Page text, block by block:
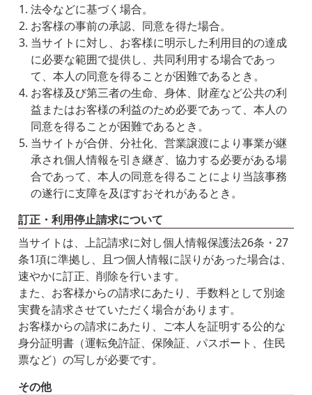
法令などに基づく場合。
お客様の事前の承認、同意を得た場合。
当サイトに対し、お客様に明示した利用目的の達成
に必要な範囲で提供し、共同利用する場合であっ
て、本人の同意を得ることが困難であるとき。
お客様及び第三者の生命、身体、財産など公共の利
益またはお客様の利益のため必要であって、本人の
同意を得ることが困難であるとき。
当サイトが合併、分社化、営業譲渡により事業が継
承され個人情報を引き継ぎ、協力する必要がある場
合であって、本人の同意を得ることにより当該事務
の遂行に支障を及ぼすおそれがあるとき。
訂正・利用停止請求について
当サイトは、上記請求に対し個人情報保護法26条・27
条1項に準拠し、且つ個人情報に誤りがあった場合は、
速やかに訂正、削除を行います。
また、お客様からの請求にあたり、手数料として別途
実費を請求させていただく場合があります。
お客様からの請求にあたり、ご本人を証明する公的な
身分証明書（運転免許証、保険証、パスポート、住民
票など）の写しが必要です。
その他